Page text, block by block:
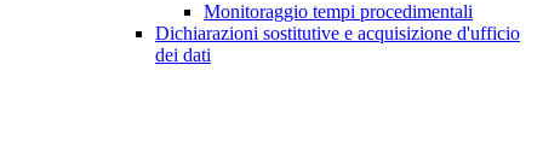
Monitoraggio tempi procedimentali
Dichiarazioni sostitutive e acquisizione d'ufficio
dei dati